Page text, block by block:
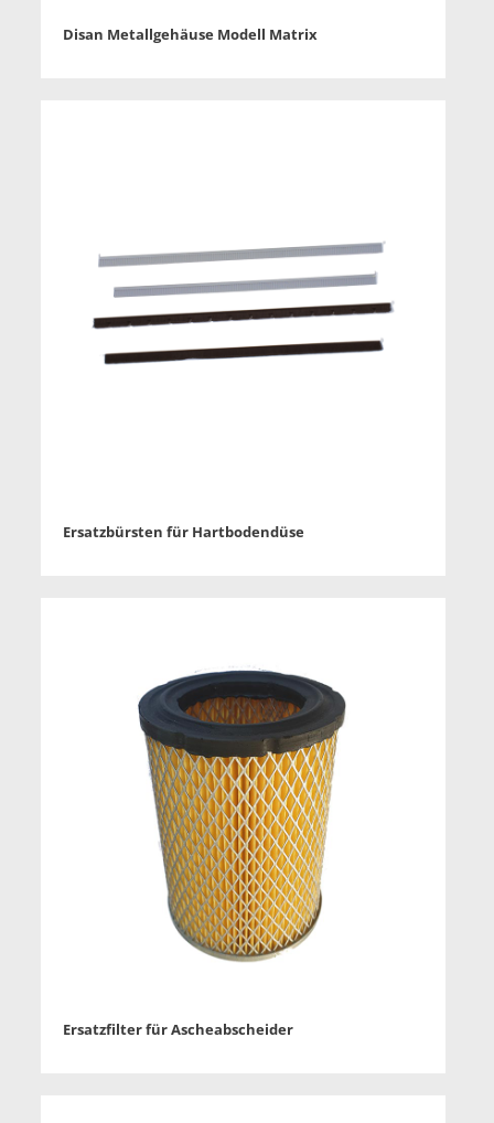
Disan Metallgehäuse Modell Matrix
Ersatzbürsten für Hartbodendüse
Ersatzfilter für Ascheabscheider